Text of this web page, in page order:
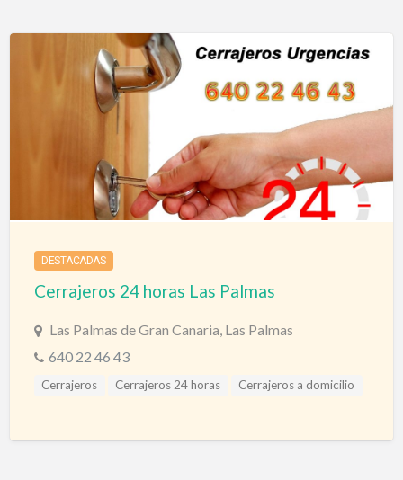
DESTACADAS
Cerrajeros 24 horas Las Palmas
Las Palmas de Gran Canaria, Las Palmas
640 22 46 43
Cerrajeros Cerrajeros 24 horas
Cerrajeros a domicilio
Puertas Automáticas
Puertas Blindadas